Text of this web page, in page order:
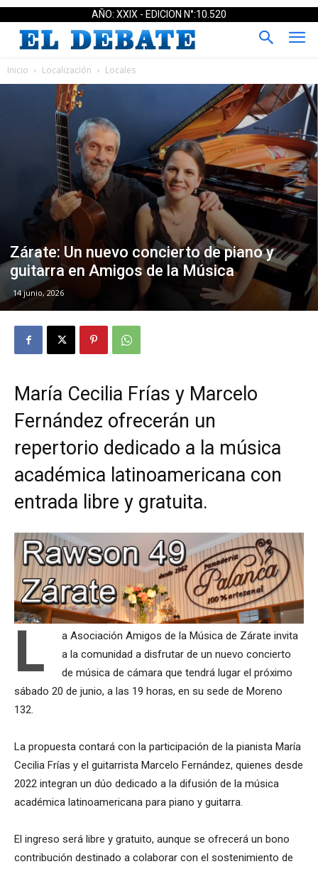
AÑO: XXIX - EDICION N°:10.520
Inicio Localización Locales
Zárate: Un nuevo concierto de piano y
guitarra en Amigos de la Música
14 junio, 2026
María Cecilia Frías y Marcelo
Fernández ofrecerán un
repertorio dedicado a la música
académica latinoamericana con
entrada libre y gratuita.
L
a Asociación Amigos de la Música de Zárate invita
a la comunidad a disfrutar de un nuevo concierto
de música de cámara que tendrá lugar el próximo
sábado 20 de junio, a las 19 horas, en su sede de Moreno
132.
La propuesta contará con la participación de la pianista María
Cecilia Frías y el guitarrista Marcelo Fernández, quienes desde
2022 integran un dúo dedicado a la difusión de la música
académica latinoamericana para piano y guitarra.
El ingreso será libre y gratuito, aunque se ofrecerá un bono
contribución destinado a colaborar con el sostenimiento de